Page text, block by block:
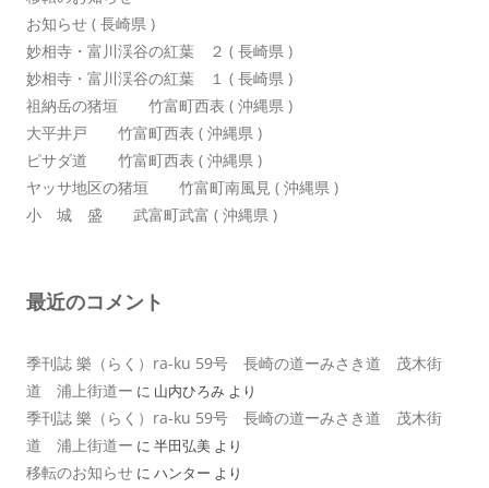
お知らせ ( 長崎県 )
妙相寺・富川渓谷の紅葉 ２ ( 長崎県 )
妙相寺・富川渓谷の紅葉 １ ( 長崎県 )
祖納岳の猪垣 竹富町西表 ( 沖縄県 )
大平井戸 竹富町西表 ( 沖縄県 )
ピサダ道 竹富町西表 ( 沖縄県 )
ヤッサ地区の猪垣 竹富町南風見 ( 沖縄県 )
小 城 盛 武富町武富 ( 沖縄県 )
最近のコメント
季刊誌 樂（らく）ra-ku 59号 長崎の道ーみさき道 茂木街
道 浦上街道ー に 山内ひろみ より
季刊誌 樂（らく）ra-ku 59号 長崎の道ーみさき道 茂木街
道 浦上街道ー に 半田弘美 より
移転のお知らせ に ハンター より